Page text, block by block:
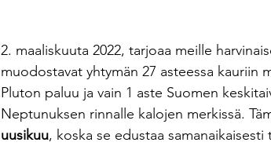
2. maaliskuuta 2022, tarjoaa meille
muodostavat yhtymän 27 asteessa kauriin
Pluton paluu ja vain 1 aste Suomen
Neptunuksen rinnalle kalojen merkissä.
uusikuu, koska se edustaa